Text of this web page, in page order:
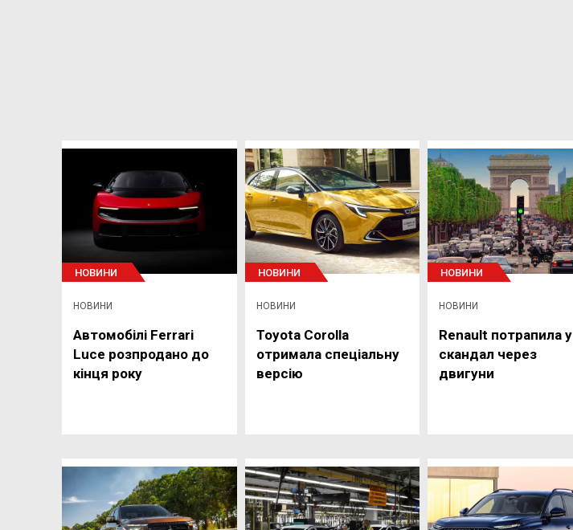
НОВИНИ
НОВИНИ
Автомобілі Ferrari
Luce розпродано до
кінця року
НОВИНИ
НОВИНИ
Toyota Corolla
отримала спеціальну
версію
НОВИНИ
НОВИНИ
Renault потрапила у
скандал через
двигуни